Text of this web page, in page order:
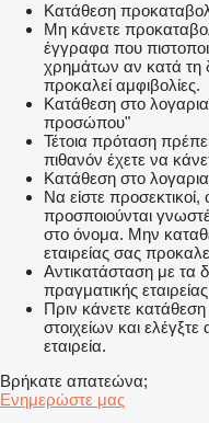
Κατάθεση
Μη κάνετε
έγγραφα που
χρημάτων αν κατά τη
προκαλεί αμφιβολίες.
Κατάθεση στο
προσώπου"
Τέτοια πρόταση
πιθανόν έχετε να
Κατάθεση στο
Να είστε
προσποιούνται
στο όνομα. Μην
εταιρείας σας
Αντικατάσταση με τα
πραγματικής
Πριν κάνετε
στοιχείων και
εταιρεία.
Βρήκατε απατεώνα;
Ενημερώστε μας